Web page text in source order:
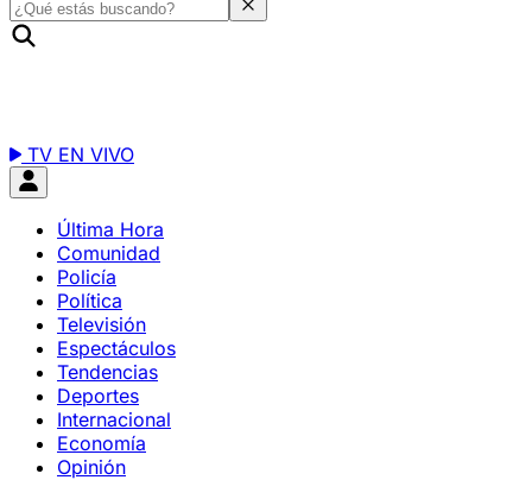
TV EN VIVO
Última Hora
Comunidad
Policía
Política
Televisión
Espectáculos
Tendencias
Deportes
Internacional
Economía
Opinión